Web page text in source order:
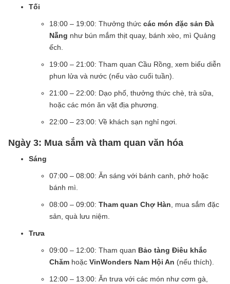
Tối
18:00 – 19:00: Thưởng thứccác món đặc sản Đà
Nẵng như bún mắm thịt quay, bánh xèo, mì Quảng
ếch.
19:00 – 21:00: Tham quan Cầu Rồng, xem biểu diễn
phun lửa và nước (nếu vào cuối tuần).
21:00 – 22:00: Dạo phố, thưởng thức chè, trà sữa,
hoặc các món ăn vặt địa phương.
22:00 – 23:00: Về khách sạn nghỉ ngơi.
Ngày 3: Mua sắm và tham quan văn hóa
Sáng
07:00 – 08:00: Ăn sáng với bánh canh, phở hoặc
bánh mì.
08:00 – 09:00:Tham quan Chợ Hàn , mua sắm đặc
sản, quà lưu niệm.
Trưa
09:00 – 12:00: Tham quan Bảo tàng Điêu khắc
Chăm hoặcVinWonders Nam Hội An (nếu thích).
12:00 – 13:00: Ăn trưa với các món như cơm gà,